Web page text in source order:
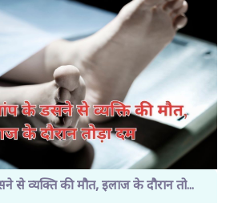
से व्यक्ति की मौत, इलाज के दौरान तो...